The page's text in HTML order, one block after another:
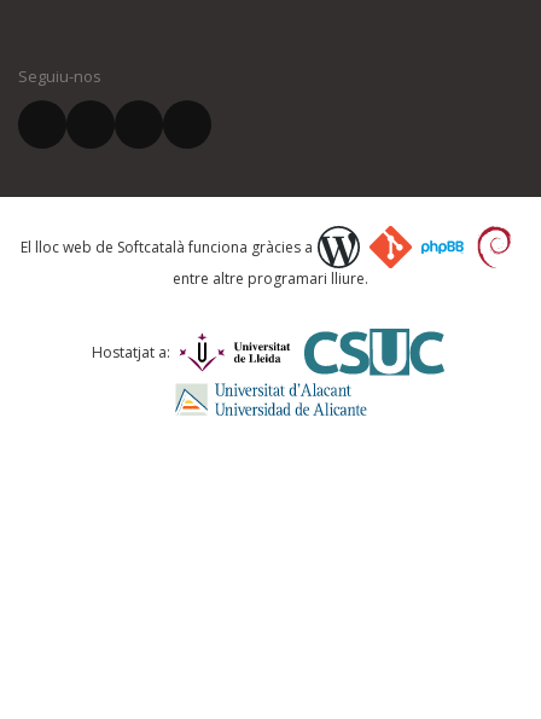
El vostre correu electrònic *
Què proposeu?
Comentari *
Seguiu-nos
El lloc web de Softcatalà funciona gràcies a
entre altre programari lliure.
Hostatjat a: